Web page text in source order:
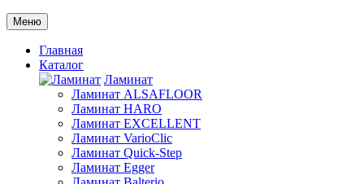
Меню
Главная
Каталог
Ламинат
Ламинат ALSAFLOOR
Ламинат HARO
Ламинат EXCELLENT
Ламинат VarioClic
Ламинат Quick-Step
Ламинат Egger